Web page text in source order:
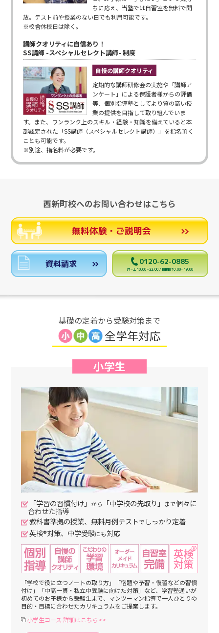
ちに応え、当塾では自習室を無料で開
放。テスト前や授業のない日でも利用可能です。
※校舎休校日は除く。
講師クオリティに自信あり！
SS講師 -スペシャルセレクト講師- 制度
自慢の講師クオリティ
定期的な講師研修会の実施や「講師ア
ンケート」による保護者様からの評価
等、個別指導塾としてより質の高い授
業の提供を目指して取り組んでいま
す。また、ワンランク上のスキル・経験・知識を備えていると本
部認定された「SS講師（スペシャルセレクト講師）」を指名頂く
ことも可能です。
※別途、指名料が必要です。
西新町校へのお問い合わせはこちら
無料体験・ご説明会
資料請求 0120-62-0885
月～土 10:00～22:00 / 日曜日 10:00～19:00
基礎の定着から受験対策まで
全学年対応
小学生
「学習の習慣付け」 から 「中学校の先取り」 まで個々に
合わせた指導
教科書準拠の授業、無料月例テストで しっかり定着
英検®対策、中学受験にも対応
「学校で役に立つノートの取り方」「宿題や予習・復習などの習慣
付け」「中高一貫・私立中受験に向けた対策」など、学習塾通いが
初めてのお子様から受験生まで、マンツーマン指導で一人ひとりの
目的・目標に合わせたカリキュラムをご提案します。
小学生コース 詳細はこちら>>